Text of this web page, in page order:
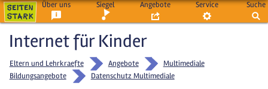
Über uns Siegel Angebote Service Suche
Internet für Kinder
Eltern und Lehrkraefte Angebote
Multimediale
Bildungsangebote
Datenschutz Multimediale